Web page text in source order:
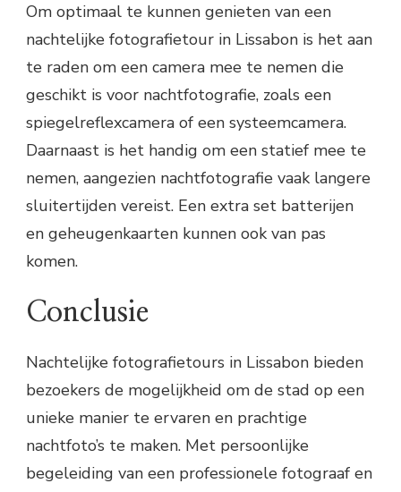
Om optimaal te kunnen genieten van een
nachtelijke fotografietour in Lissabon is het aan
te raden om een camera mee te nemen die
geschikt is voor nachtfotografie, zoals een
spiegelreflexcamera of een systeemcamera.
Daarnaast is het handig om een statief mee te
nemen, aangezien nachtfotografie vaak langere
sluitertijden vereist. Een extra set batterijen
en geheugenkaarten kunnen ook van pas
komen.
Conclusie
Nachtelijke fotografietours in Lissabon bieden
bezoekers de mogelijkheid om de stad op een
unieke manier te ervaren en prachtige
nachtfoto’s te maken. Met persoonlijke
begeleiding van een professionele fotograaf en